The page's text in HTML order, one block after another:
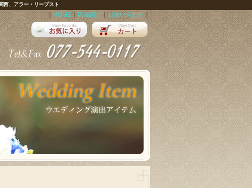
西、アラー・リープスト
｜ HOME｜ 店舗紹介 ｜お問い合わせ｜